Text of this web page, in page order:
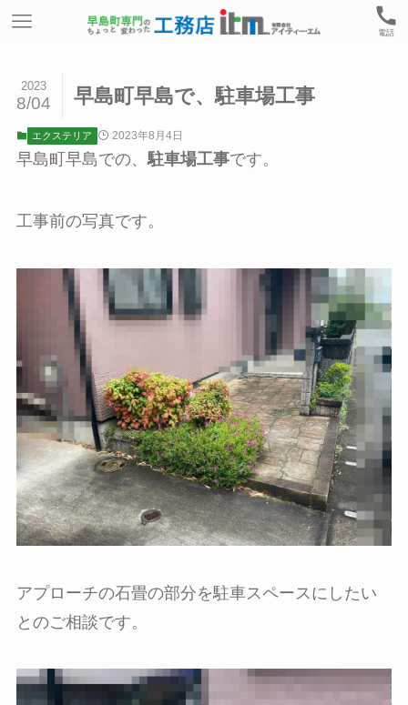
電話
早島町早島で、駐車場工事
2023
8/04
エクステリア 2023年8月4日
早島町早島での、駐車場工事です。
工事前の写真です。
アプローチの石畳の部分を駐車スペースにしたい
とのご相談です。